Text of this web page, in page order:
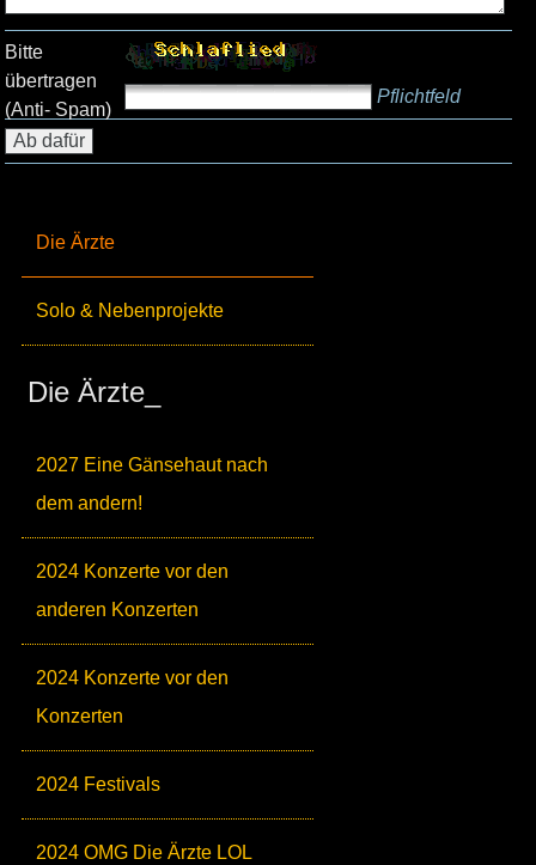
Die Ärzte
Solo & Nebenprojekte
Die Ärzte_
2027 Eine Gänsehaut nach
dem andern!
2024 Konzerte vor den
anderen Konzerten
2024 Konzerte vor den
Konzerten
2024 Festivals
2024 OMG Die Ärzte LOL
Bitte
übertragen
(Anti- Spam)
Pflichtfeld